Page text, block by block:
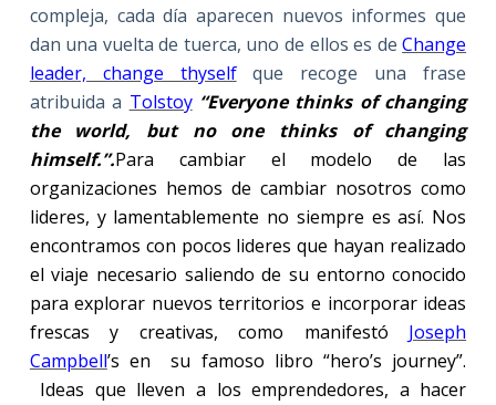
compleja, cada día aparecen nuevos informes que
dan una vuelta de tuerca, uno de ellos es deChange
leader, change thyselfque recoge una frase
atribuida a Tolstoy “Everyone thinks of changing
the world, but no one thinks of changing
himself.”.Para cambiar el modelo de las
organizaciones hemos de cambiar nosotros como
lideres, y lamentablemente no siempre es así. Nos
encontramos con pocos lideres que hayan realizado
el viaje necesario saliendo de su entorno conocido
para explorar nuevos territorios e incorporar ideas
frescas y creativas, como manifestó Joseph
Campbell’s en
su famoso libro “hero’s journey”.
Ideas que lleven a losemprendedores, a hacer